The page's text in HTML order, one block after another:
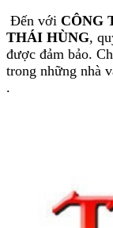
Đến với CÔNG
THÁI HÙNG,
được đảm bảo.
trong những nhà
.